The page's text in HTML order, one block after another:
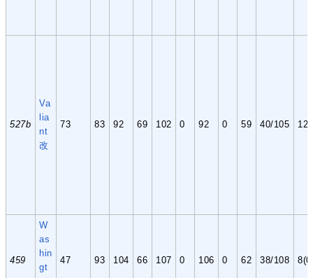
527b
Va
lia
nt
改
73 83 92 69 102 0 92 0 59 40/105 12
459
W
as
hin
gt
47 93 104 66 107 0 106 0 62 38/108